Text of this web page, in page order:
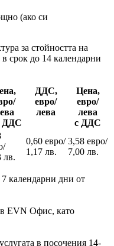
(ако си
за стойността на
в срок до 14 календарни
ДДС
ДДС,
евро/
лева
Цена,
евро/
лева
с ДДС
лв.
0,60 евро/
1,17 лв.
3,58 евро/
7,00 лв.
календарни дни от
EVN Офис, като
в посочения 14-